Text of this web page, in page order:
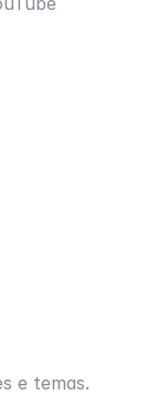
e temas.